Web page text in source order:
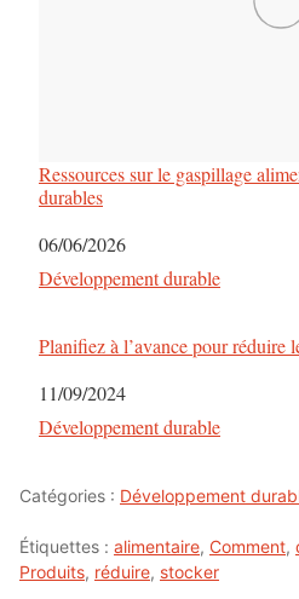
Ressources sur le gaspillage
durables
Date
06/06/2026
Par rapport à
Développement durable
Planifiez à l’avance pour réduire
Date
11/09/2024
Par rapport à
Développement durable
Catégories : Développement
Étiquettes : alimentaire, Comment,
Produits, réduire, stocker